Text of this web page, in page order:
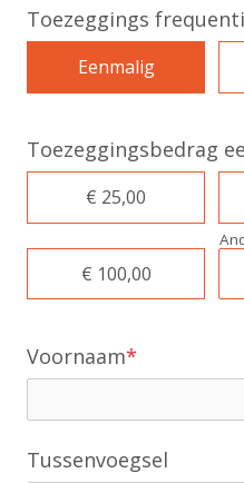
Toezeggings
Eenmalig
Toezeggingsbedrag
€ 25,00
€ 100,00
Voornaam*
Tussenvoegsel